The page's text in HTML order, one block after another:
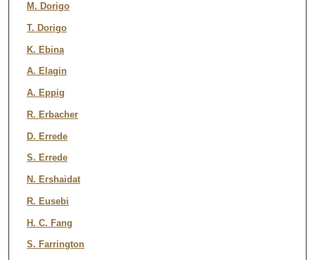
M. Dorigo
T. Dorigo
K. Ebina
A. Elagin
A. Eppig
R. Erbacher
D. Errede
S. Errede
N. Ershaidat
R. Eusebi
H. C. Fang
S. Farrington